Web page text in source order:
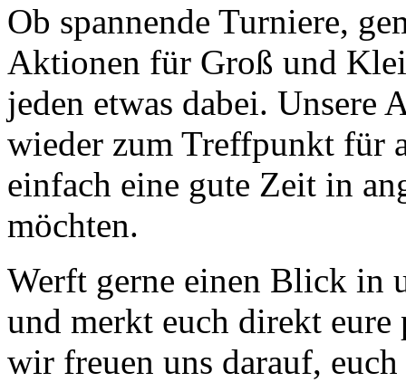
Ob spannende Turniere,
Aktionen für Groß und
jeden etwas dabei. Unsere
wieder zum Treffpunkt für
einfach eine gute Zeit in
möchten.
Werft gerne einen Blick in
und merkt euch direkt
wir freuen uns darauf,